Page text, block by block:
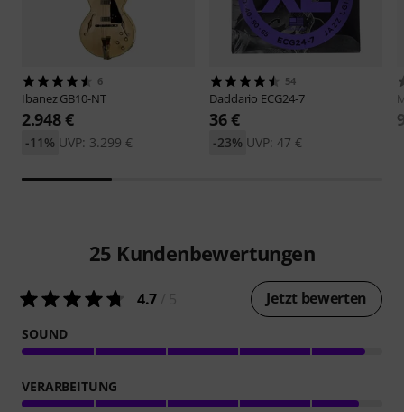
6
IbanezGB10-NT
2.948 €
UVP: 3.299 €
-11%
54
Daddario ECG24-7
36 €
UVP: 47 €
-23%
25 Kundenbewertungen
4.7 Jetzt bewerten
SOUND
VERARBEITUNG